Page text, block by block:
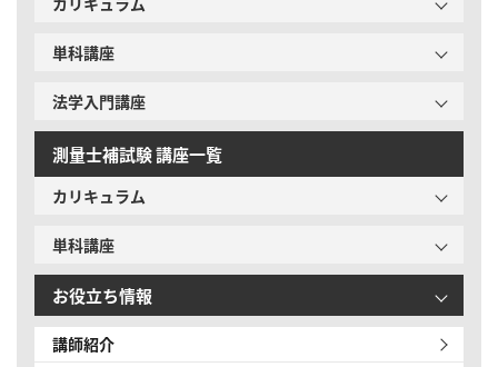
単科講座
法学入門講座
測量士補試験 講座一覧
カリキュラム
単科講座
お役立ち情報
講師紹介